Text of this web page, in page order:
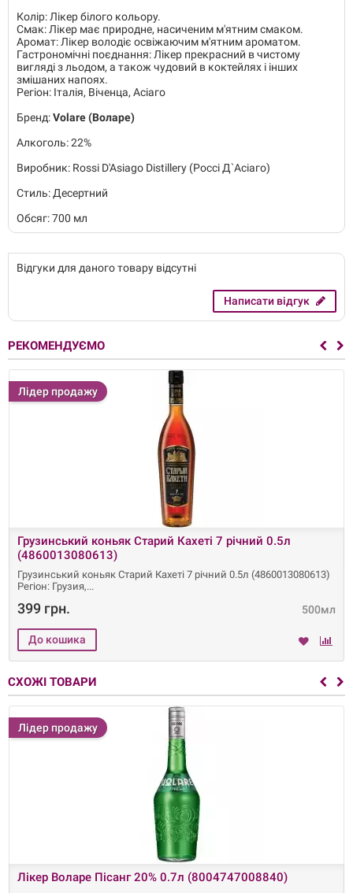
Колір: Лікер білого кольору.
Смак: Лікер має природне, насиченим м'ятним смаком.
Аромат: Лікер володіє освіжаючим м'ятним ароматом.
Гастрономічні поєднання: Лікер прекрасний в чистому
вигляді з льодом, а також чудовий в коктейлях і інших
змішаних напоях.
Регіон: Італія, Віченца, Асіаго
Бренд:Volare (Воларе)
Алкоголь: 22%
Виробник: Rossi D'Asiago Distillery (Россі Д`Асіаго)
Стиль: Десертний
Обсяг: 700 мл
Відгуки для даного товару відсутні
Написати відгук
РЕКОМЕНДУЄМО
Лідер продажу
Грузинський коньяк Старий Кахеті 7 річний 0.5л
(4860013080613)
Грузинський коньяк Старий Кахеті 7 річний 0.5л (4860013080613)
Регіон: Грузия,
500мл
399 грн.
СХОЖІ ТОВАРИ
Лідер продажу
Лікер Воларе Пісанг 20% 0.7л (8004747008840)